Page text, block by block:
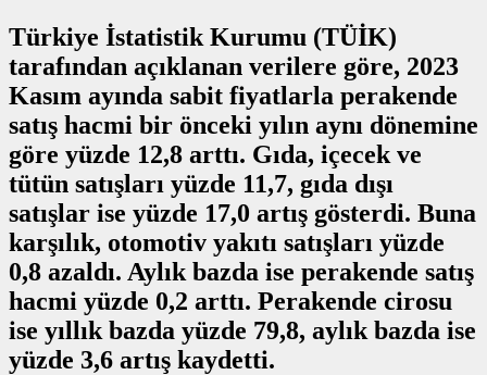
Türkiye İstatistik Kurumu (TÜİK)
tarafından açıklanan verilere göre, 2023
Kasım ayında sabit fiyatlarla perakende
satış hacmi bir önceki yılın aynı dönemine
göre yüzde 12,8 arttı. Gıda, içecek ve
tütün satışları yüzde 11,7, gıda dışı
satışlar ise yüzde 17,0 artış gösterdi. Buna
karşılık, otomotiv yakıtı satışları yüzde
0,8 azaldı. Aylık bazda ise perakende satış
hacmi yüzde 0,2 arttı. Perakende cirosu
ise yıllık bazda yüzde 79,8, aylık bazda ise
yüzde 3,6 artış kaydetti.